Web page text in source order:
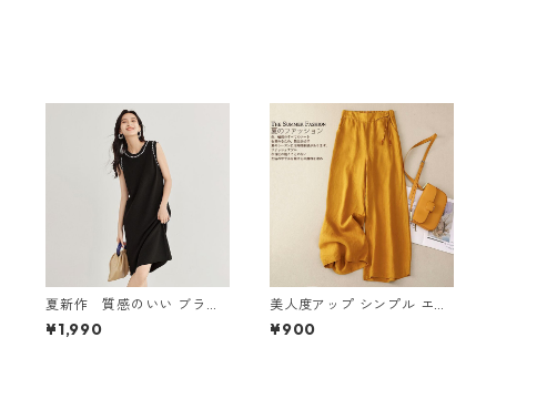
夏新作 質感のいい ブラッ
ク ニットワンピース m-261
¥1,990
美人度アップ シンプル エレ
ガント パンツ m-588
¥900